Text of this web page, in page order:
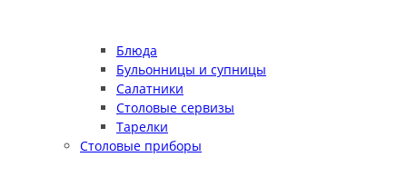
Блюда
Бульонницы и супницы
Салатники
Столовые сервизы
Тарелки
Столовые приборы